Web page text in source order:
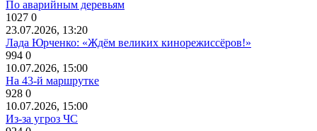
По аварийным деревьям
1027 0
23.07.2026, 13:20
Лада Юрченко: «Ждём великих кинорежиссёров!»
994 0
10.07.2026, 15:00
На 43-й маршрутке
928 0
10.07.2026, 15:00
Из-за угроз ЧС